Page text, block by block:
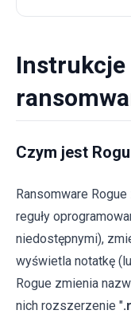
Instrukcje
Czym jest
Ransomware
reguły
niedostępnymi),
wyświetla notatkę
Rogue zmienia
nich rozszerzenie "